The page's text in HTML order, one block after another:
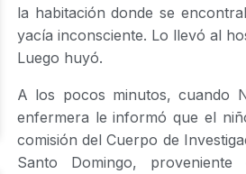
la habitación donde se
yacía inconsciente. Lo llevó al
Luego huyó.
A los pocos minutos, cuando
enfermera le informó que el
comisión del Cuerpo de
Santo Domingo,